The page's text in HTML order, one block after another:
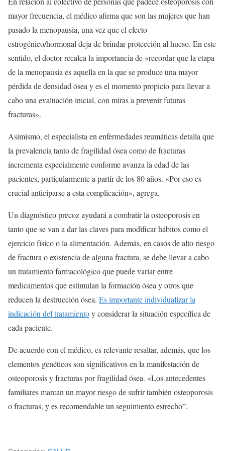
mayor frecuencia, el médico afirma que son las mujeres que han
pasado la menopausia, una vez que el efecto
estrogénico/hormonal deja de brindar protección al hueso. En este
sentido, el doctor recalca la importancia de «recordar que la etapa
de la menopausia es aquella en la que se produce una mayor
pérdida de densidad ósea y es el momento propicio para llevar a
cabo una evaluación inicial, con miras a prevenir futuras
fracturas».
Asimismo, el especialista en enfermedades reumáticas detalla que
la prevalencia tanto de fragilidad ósea como de fracturas
incrementa especialmente conforme avanza la edad de las
pacientes, particularmente a partir de los 80 años. «Por eso es
crucial anticiparse a esta complicación», agrega.
Un diagnóstico precoz ayudará a combatir la osteoporosis en
tanto que se van a dar las claves para modificar hábitos como el
ejercicio físico o la alimentación. Además, en casos de alto riesgo
de fractura o existencia de alguna fractura, se debe llevar a cabo
un tratamiento farmacológico que puede variar entre
medicamentos que estimulan la formación ósea y otros que
reducen la destrucción ósea. Es importante individualizar la
indicación del tratamientoy considerar la situación específica de
cada paciente.
De acuerdo con el médico, es relevante resaltar, además, que los
elementos genéticos son significativos en la manifestación de
osteoporosis y fracturas por fragilidad ósea. «Los antecedentes
familiares marcan un mayor riesgo de sufrir también osteoporosis
o fracturas, y es recomendable un seguimiento estrecho”.